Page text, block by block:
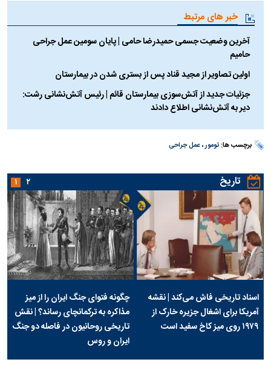
خبر های مرتبط
آخرین وضعیت جسمی حمیدرضا حامی | پایان سومین عمل جراحی
حامیم
اولین تصاویر از مجید قناد پس از بستری شدن در بیمارستان
جزئیات جدید از آتش‌سوزی بیمارستان قائم | رئیس آتش‌نشانی رشت:
دیر به آتش‌نشانی اطلاع دادند
برچسب ها:تومور،عمل جراحی
تاریخ
اسناد تاریخی فاش می‌کند | نقشه
آمریکا برای اشغال جزیره خارک از
۱۹۷۹ روی میز کاخ سفید است
چگونه فتوای جنگ ایران را از میز
مذاکره به ترکمانچای رساند؟ | نقش
تاریخی روحانیون در فاصله دو جنگ
ایران و روس
۱ ۲